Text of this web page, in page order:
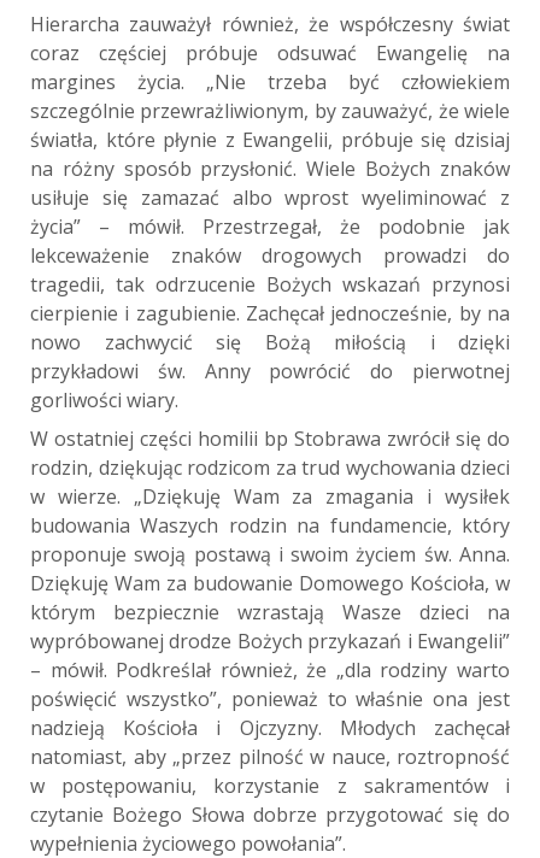
Hierarcha zauważył również, że współczesny świat
coraz częściej próbuje odsuwać Ewangelię na
margines życia. „Nie trzeba być człowiekiem
szczególnie przewrażliwionym, by zauważyć, że wiele
światła, które płynie z Ewangelii, próbuje się dzisiaj
na różny sposób przysłonić. Wiele Bożych znaków
usiłuje się zamazać albo wprost wyeliminować z
życia” – mówił. Przestrzegał, że podobnie jak
lekceważenie znaków drogowych prowadzi do
tragedii, tak odrzucenie Bożych wskazań przynosi
cierpienie i zagubienie. Zachęcał jednocześnie, by na
nowo zachwycić się Bożą miłością i dzięki
przykładowi św. Anny powrócić do pierwotnej
gorliwości wiary.
W ostatniej części homilii bp Stobrawa zwrócił się do
rodzin, dziękując rodzicom za trud wychowania dzieci
w wierze. „Dziękuję Wam za zmagania i wysiłek
budowania Waszych rodzin na fundamencie, który
proponuje swoją postawą i swoim życiem św. Anna.
Dziękuję Wam za budowanie Domowego Kościoła, w
którym bezpiecznie wzrastają Wasze dzieci na
wypróbowanej drodze Bożych przykazań i Ewangelii”
– mówił. Podkreślał również, że „dla rodziny warto
poświęcić wszystko”, ponieważ to właśnie ona jest
nadzieją Kościoła i Ojczyzny. Młodych zachęcał
natomiast, aby „przez pilność w nauce, roztropność
w postępowaniu, korzystanie z sakramentów i
czytanie Bożego Słowa dobrze przygotować się do
wypełnienia życiowego powołania”.